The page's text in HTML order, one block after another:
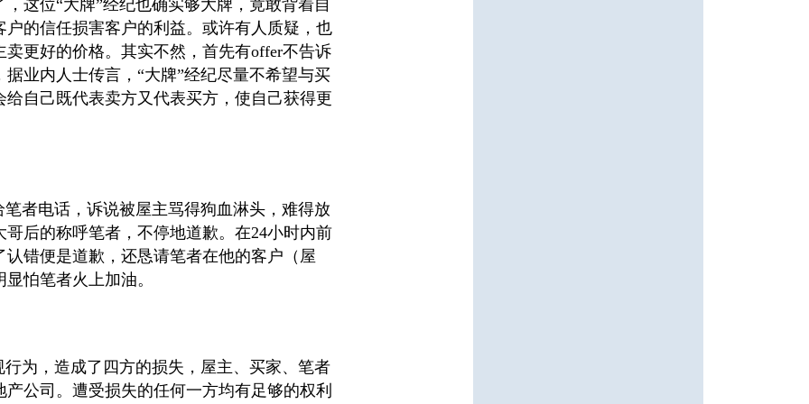
这位“大牌”经纪也确实够大牌，竟敢背着自
的信任损害客户的利益。或许有人质疑，也
更好的价格。其实不然，首先有offer不告诉
业内人士传言，“大牌”经纪尽量不希望与买
自己既代表卖方又代表买方，使自己获得更
者电话，诉说被屋主骂得狗血淋头，难得放
后的称呼笔者，不停地道歉。在24小时内前
错便是道歉，还恳请笔者在他的客户（屋
怕笔者火上加油。
为，造成了四方的损失，屋主、买家、笔者
公司。遭受损失的任何一方均有足够的权利